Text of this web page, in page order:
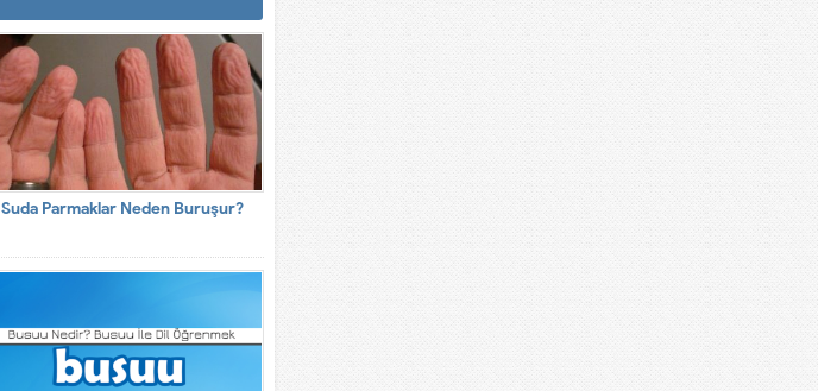
Suda Parmaklar Neden Buruşur?